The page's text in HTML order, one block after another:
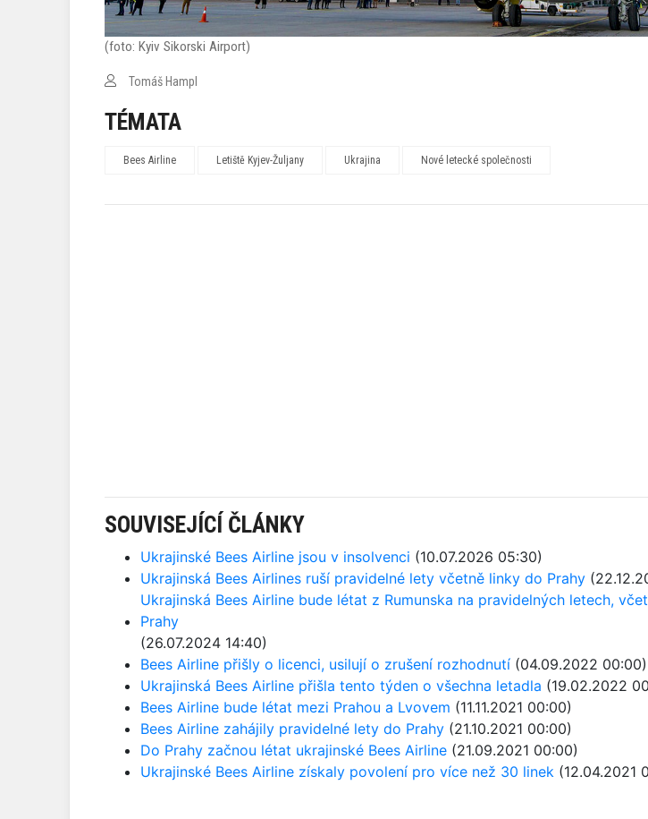
(foto: Kyiv Sikorski Airport)
Tomáš Hampl
TÉMATA
Bees Airline Letiště Kyjev-Žuljany Ukrajina Nové letecké společnosti
SOUVISEJÍCÍ ČLÁNKY
Ukrajinské Bees Airline jsou v insolvenci (10.07.2026 05:30)
Ukrajinská Bees Airlines ruší pravidelné lety včetně linky do Prahy
Ukrajinská Bees Airline bude létat z Rumunska na pravidelných letech,
Prahy
(26.07.2024 14:40)
Bees Airline přišly o licenci, usilují o zrušení rozhodnutí (04.09.2022 00:00)
Ukrajinská Bees Airline přišla tento týden o všechna letadla (19.02.2022
Bees Airline bude létat mezi Prahou a Lvovem (11.11.2021 00:00)
Bees Airline zahájily pravidelné lety do Prahy (21.10.2021 00:00)
Do Prahy začnou létat ukrajinské Bees Airline (21.09.2021 00:00)
Ukrajinské Bees Airline získaly povolení pro více než 30 linek (12.04.2021